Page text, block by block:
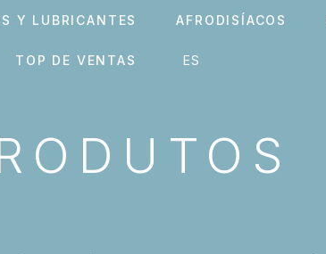
Y LUBRICANTES AFRODISÍACOS
TOP DE VENTAS